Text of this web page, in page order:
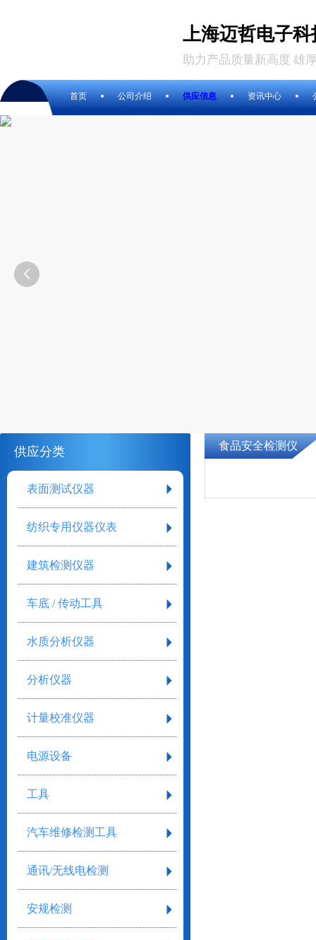
上海迈哲电子
助力产品质量新高度 雄
首页 公司介绍 供应信息 资讯中心

供应分类
表面测试仪器
纺织专用仪器仪表
建筑检测仪器
车底 / 传动工具
水质分析仪器
分析仪器
计量校准仪器
电源设备
工具
汽车维修检测工具
通讯/无线电检测
安规检测
食品安全检测仪